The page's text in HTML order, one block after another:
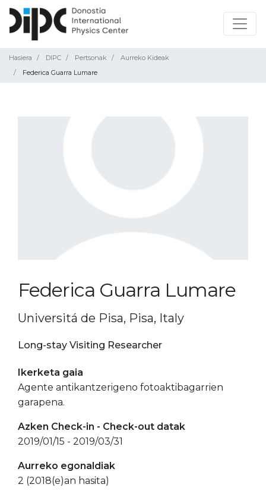
Hasiera DIPC Pertsonak
Aurreko Kideak
Federica Guarra Lumare
Federica Guarra Lumare
Universitá de Pisa, Pisa, Italy
Long-stay Visiting Researcher
Ikerketa gaia
Agente antikantzerigeno fotoaktibagarrien
garapena.
Azken Check-in - Check-out datak
2019/01/15 - 2019/03/31
Aurreko egonaldiak
2 (2018(e)an hasita)